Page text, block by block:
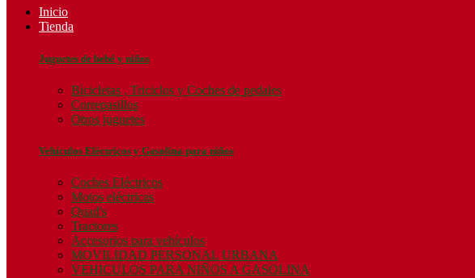
Inicio
Tienda
Juguetes de bebé y niños
Bicicletas , Triciclos y Coches de pedales
Correpasillos
Otros juguetes
Vehículos Eléctricos y Gasolina para niños
Coches Eléctricos
Motos eléctricas
Quad's
Tractores
Accesorios para vehículos
MOVILIDAD PERSONAL URBANA
VEHICULOS PARA NIÑOS A GASOLINA